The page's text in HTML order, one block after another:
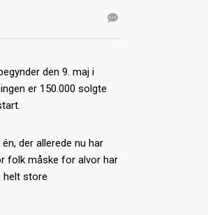
den 9. maj i
er 150.000 solgte
der allerede nu har
folk måske for alvor har
helt store